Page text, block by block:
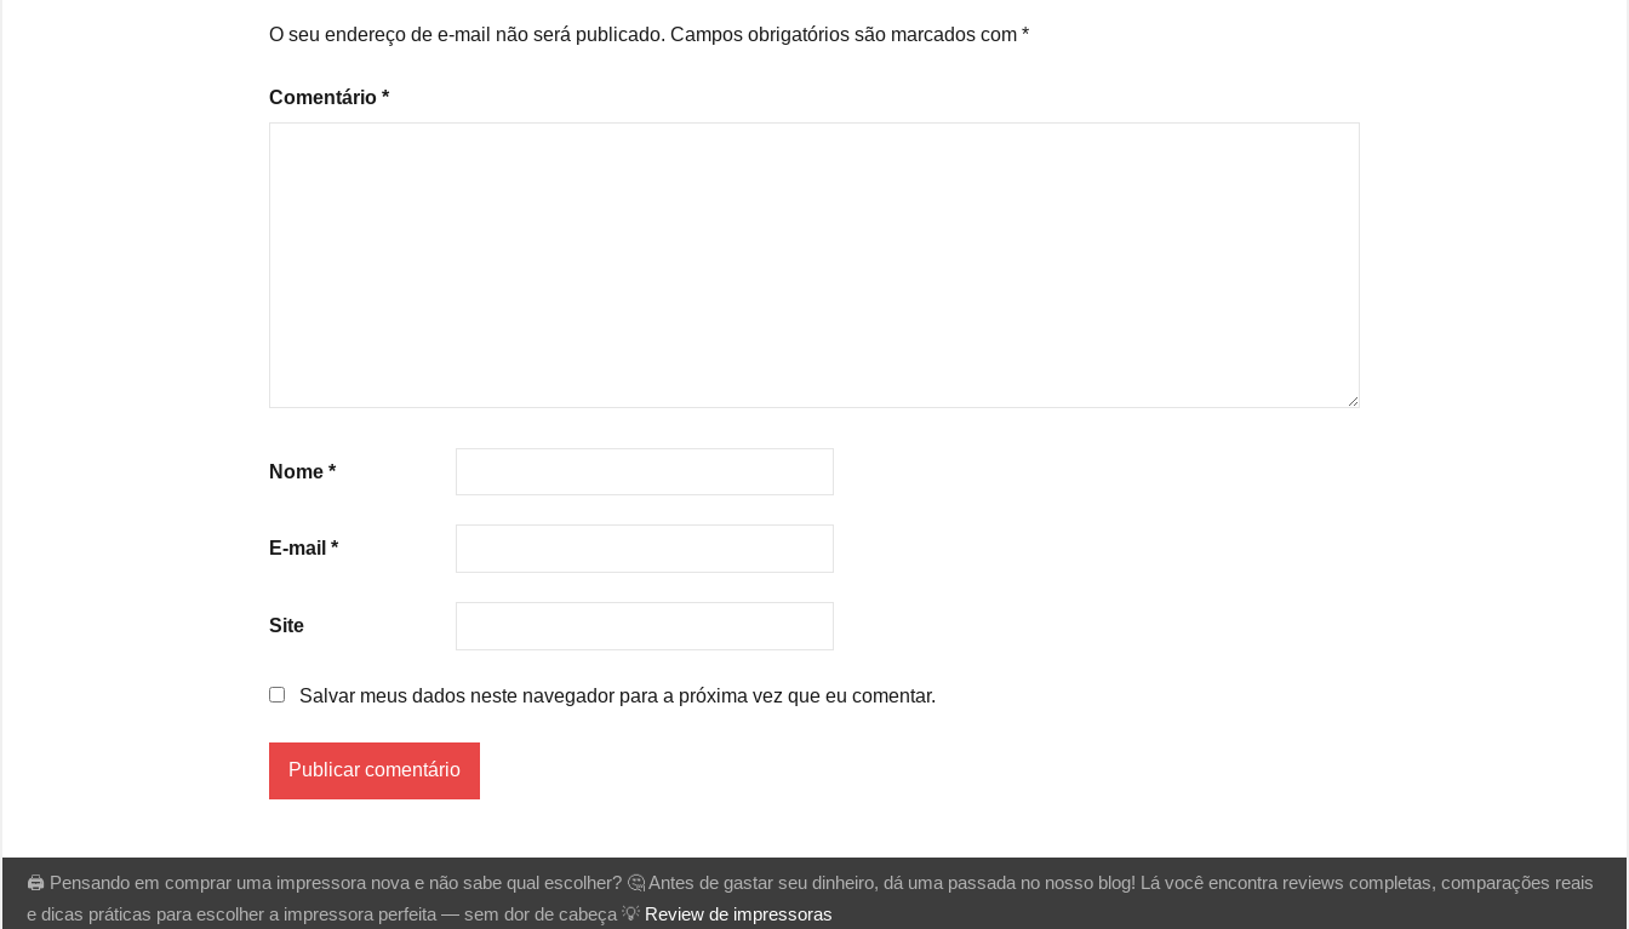
O seu endereço de e-mail não será publicado. Campos obrigatórios são marcados com *
Comentário *
Nome *
E-mail *
Site
Salvar meus dados neste navegador para a próxima vez que eu comentar.
🖨️ Pensando em comprar uma impressora nova e não sabe qual escolher? 🤔 Antes de gastar seu dinheiro, dá uma passada no nosso blog! Lá você encontra reviews completas, comparações reais
e dicas práticas para escolher a impressora perfeita — sem dor de cabeça 💡 Review de impressoras